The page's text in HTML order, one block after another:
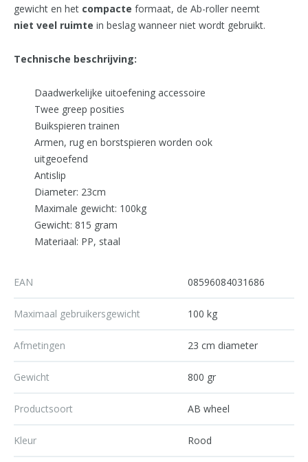
gewicht en het compacte formaat, de Ab-roller neemt
niet veel ruimte in beslag wanneer niet wordt gebruikt.
Technische beschrijving:
Daadwerkelijke uitoefening accessoire
Twee greep posities
Buikspieren trainen
Armen, rug en borstspieren worden ook
uitgeoefend
Antislip
Diameter: 23cm
Maximale gewicht: 100kg
Gewicht: 815 gram
Materiaal: PP, staal
EAN 08596084031686
Maximaal gebruikersgewicht 100 kg
Afmetingen 23 cm diameter
Gewicht 800 gr
Productsoort AB wheel
Kleur Rood